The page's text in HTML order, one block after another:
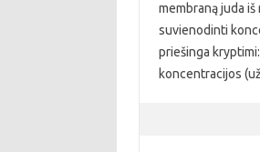
membraną juda
suvienodinti
priešinga
koncentracijos